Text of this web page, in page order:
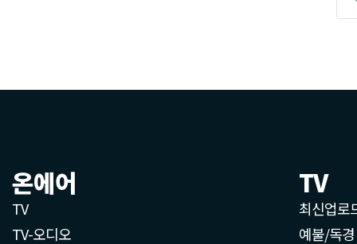
온에어
TV
TV-오디오
TV
최신업로
예불/독경